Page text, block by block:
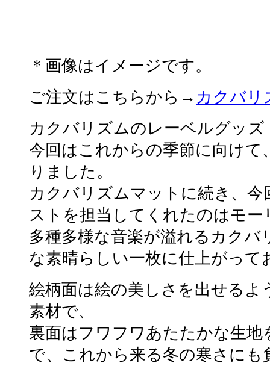
＊画像はイメージです。
ご注文はこちらから→ カクバリ
カクバリズムのレーベルグッズ
今回はこれからの季節に向けて
りました。
カクバリズムマットに続き、
ストを担当してくれたのはモー
多種多様な音楽が溢れるカクバ
な素晴らしい一枚に仕上がって
絵柄面は絵の美しさを出せるよ
素材で、
裏面はフワフワあたたかな生
で、これから来る冬の寒さにも